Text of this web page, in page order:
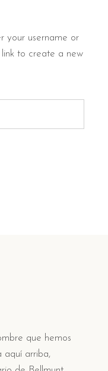
your username or
link to create a new
que hemos
aquí arriba,